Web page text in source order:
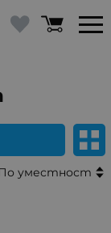
уместност